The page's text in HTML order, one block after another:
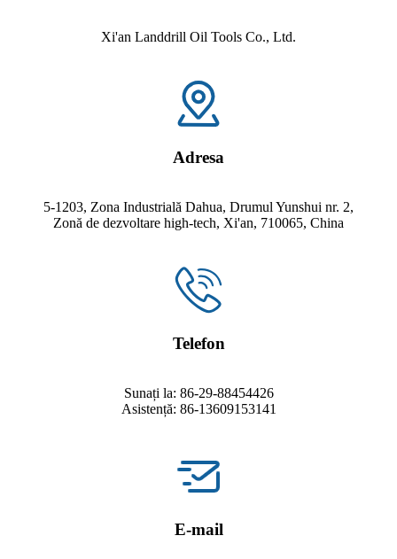
Xi'an Landdrill Oil Tools Co., Ltd.
Adresa
5-1203, Zona Industrială Dahua, Drumul Yunshui nr. 2,
Zonă de dezvoltare high-tech, Xi'an, 710065, China
Telefon
Sunați la: 86-29-88454426
Asistență: 86-13609153141
E-mail